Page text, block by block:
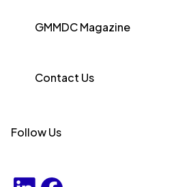
GMMDC Magazine
Contact Us
Follow Us